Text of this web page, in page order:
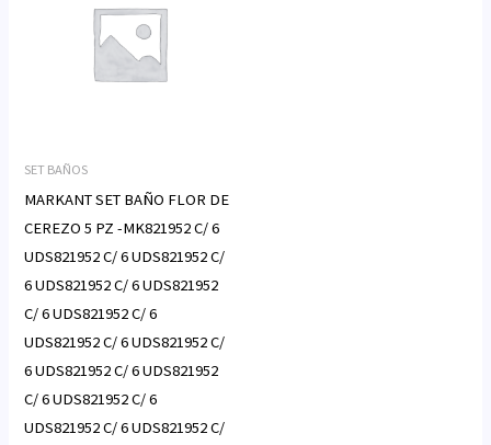
SET BAÑOS
MARKANT SET BAÑO FLOR DE
CEREZO 5 PZ -MK821952 C/ 6
UDS821952 C/ 6 UDS821952 C/
6 UDS821952 C/ 6 UDS821952
C/ 6 UDS821952 C/ 6
UDS821952 C/ 6 UDS821952 C/
6 UDS821952 C/ 6 UDS821952
C/ 6 UDS821952 C/ 6
UDS821952 C/ 6 UDS821952 C/